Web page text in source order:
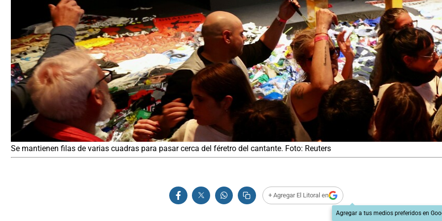
Se mantienen filas de varias cuadras para pasar cerca del féretro del cantante. Foto: Reuters
+ Agregar El Litoral en
Agregar a tus medios preferidos en